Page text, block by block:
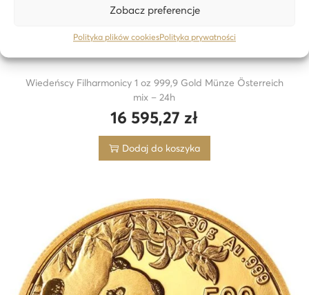
Zobacz preferencje
Polityka plików cookiesPolityka prywatności
Wiedeńscy Filharmonicy 1 oz 999,9 Gold Münze Österreich
mix – 24h
16 595,27zł
Dodaj do koszyka